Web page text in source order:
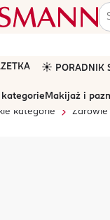
☀️ PORADNIK
Makijaż i
kategorie
Zdrowie